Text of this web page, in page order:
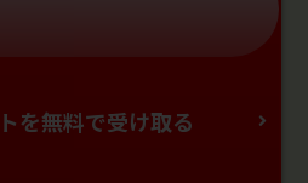
を無料で受け取る